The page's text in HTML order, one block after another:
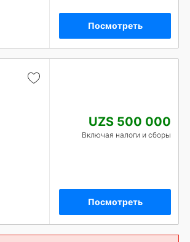
Посмотреть
UZS 500 000
Включая налоги и сборы
Посмотреть